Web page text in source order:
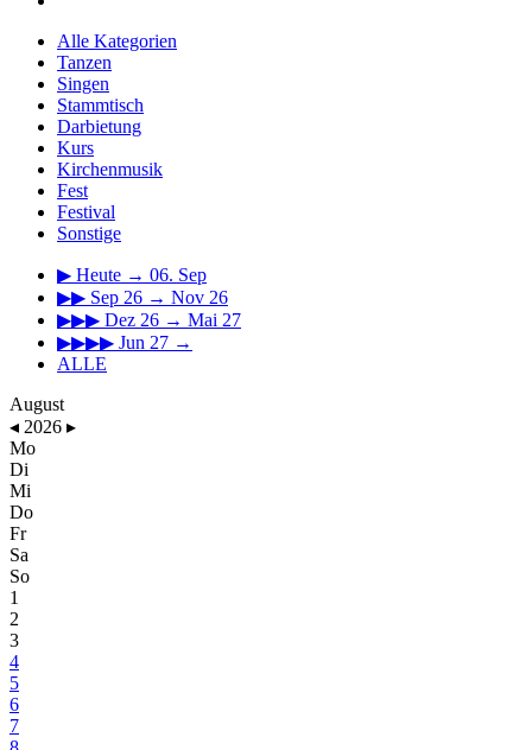
Alle Kategorien
Tanzen
Singen
Stammtisch
Darbietung
Kurs
Kirchenmusik
Fest
Festival
Sonstige
▶ Heute → 06. Sep
▶▶ Sep 26 → Nov 26
▶▶▶ Dez 26 → Mai 27
▶▶▶▶ Jun 27 →
ALLE
August
◂ 2026 ▸
Mo
Di
Mi
Do
Fr
Sa
So
1
2
3
4
5
6
7